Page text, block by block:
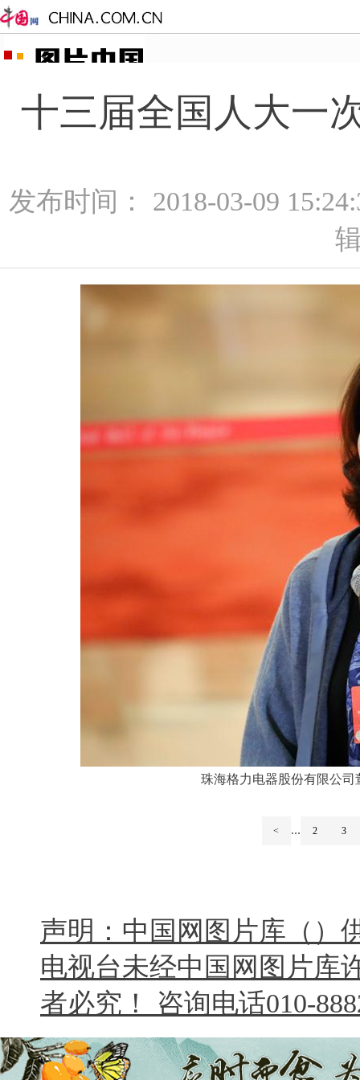
十三届全国人大一
发布时间： 2018-03-09
珠海格力电器股份有限公
< ... 2 3
声明：中国网图片库（）
电视台未经中国网图片库
者必究！ 咨询电话010-